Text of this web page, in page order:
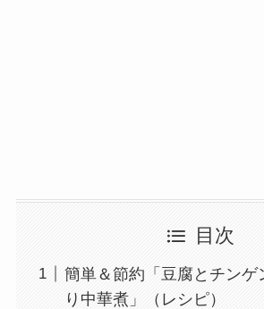
目次
簡単＆節約「豆腐とチンゲ
り中華煮」（レシピ）